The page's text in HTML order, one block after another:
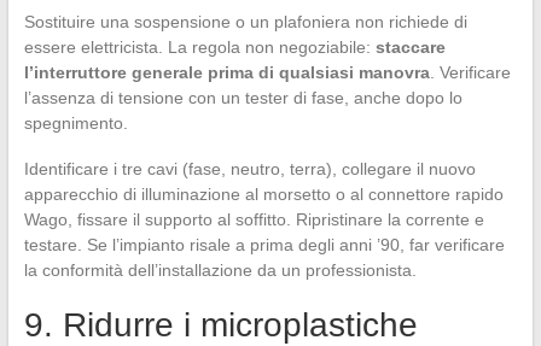
Sostituire una sospensione o un plafoniera non richiede di
essere elettricista. La regola non negoziabile: staccare
l’interruttore generale prima di qualsiasi manovra. Verificare
l’assenza di tensione con un tester di fase, anche dopo lo
spegnimento.
Identificare i tre cavi (fase, neutro, terra), collegare il nuovo
apparecchio di illuminazione al morsetto o al connettore rapido
Wago, fissare il supporto al soffitto. Ripristinare la corrente e
testare. Se l’impianto risale a prima degli anni ’90, far verificare
la conformità dell’installazione da un professionista.
9. Ridurre i microplastiche